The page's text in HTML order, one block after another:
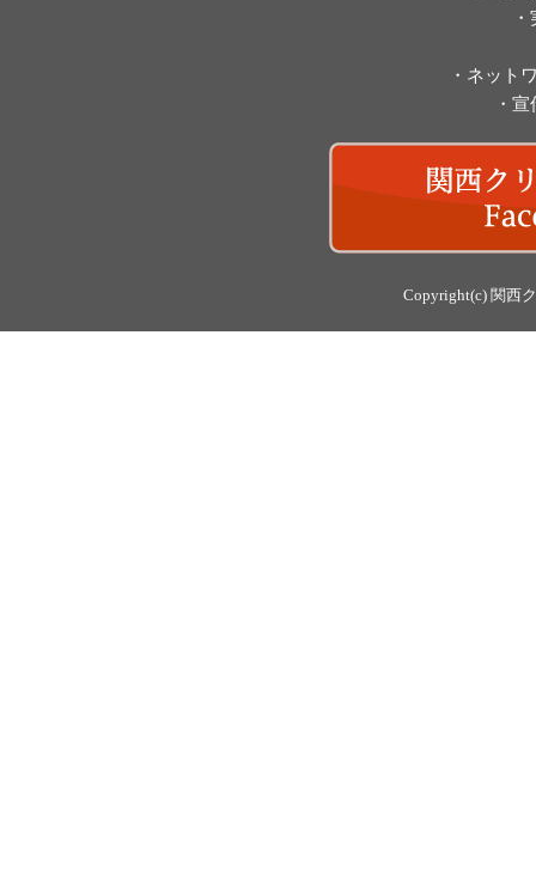
・ネット
・
Copyright(c) 関西